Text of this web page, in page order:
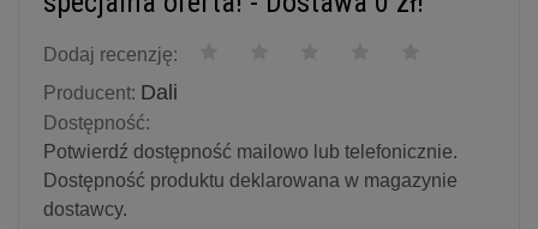
Dodaj recenzję:
Producent: Dali
Dostępność:
Potwierdź dostępność mailowo lub telefonicznie.
Dostępność produktu deklarowana w magazynie
dostawcy.